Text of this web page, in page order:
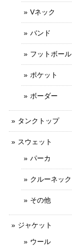
Vネック
バンド
フットボール
ポケット
ボーダー
タンクトップ
スウェット
パーカ
クルーネック
その他
ジャケット
ウール